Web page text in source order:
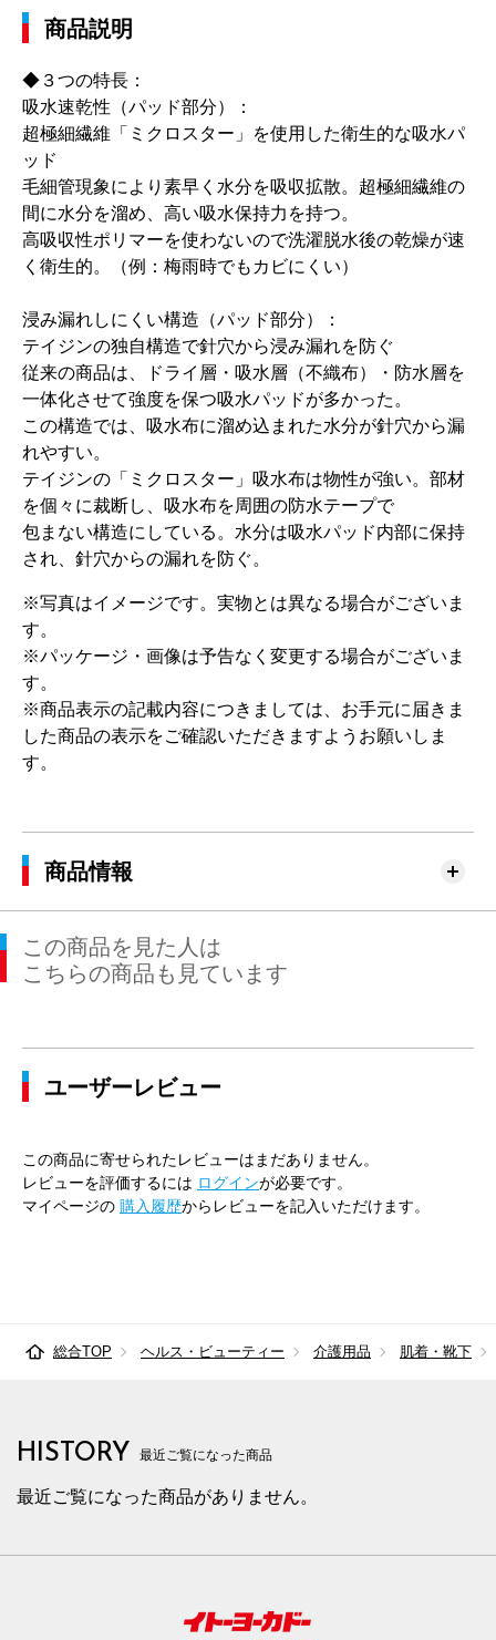
商品説明
◆３つの特長：
吸水速乾性（パッド部分）：
超極細繊維「ミクロスター」を使用した衛生的な吸水パ
ッド
毛細管現象により素早く水分を吸収拡散。超極細繊維の
間に水分を溜め、高い吸水保持力を持つ。
高吸収性ポリマーを使わないので洗濯脱水後の乾燥が速
く衛生的。（例：梅雨時でもカビにくい）
浸み漏れしにくい構造（パッド部分）：
テイジンの独自構造で針穴から浸み漏れを防ぐ
従来の商品は、ドライ層・吸水層（不織布）・防水層を
一体化させて強度を保つ吸水パッドが多かった。
この構造では、吸水布に溜め込まれた水分が針穴から漏
れやすい。
テイジンの「ミクロスター」吸水布は物性が強い。部材
を個々に裁断し、吸水布を周囲の防水テープで
包まない構造にしている。水分は吸水パッド内部に保持
され、針穴からの漏れを防ぐ。
※写真はイメージです。実物とは異なる場合がございま
す。
※パッケージ・画像は予告なく変更する場合がございま
す。
※商品表示の記載内容につきましては、お手元に届きま
した商品の表示をご確認いただきますようお願いしま
す。
商品情報
この商品を見た人は
こちらの商品も見ています
ユーザーレビュー
この商品に寄せられたレビューはまだありません。
レビューを評価するには ログインが必要です。
マイページの 購入履歴からレビューを記入いただけます。
総合TOP ヘルス・ビューティー 介護用品 肌着・靴下
HISTORY 最近ご覧になった商品
最近ご覧になった商品がありません。